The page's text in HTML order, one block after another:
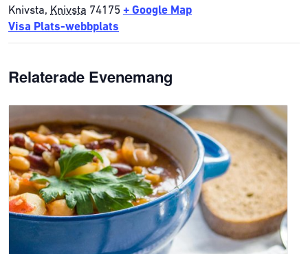
Knivsta, Knivsta 74175 + Google Map
Visa Plats-webbplats
Relaterade Evenemang